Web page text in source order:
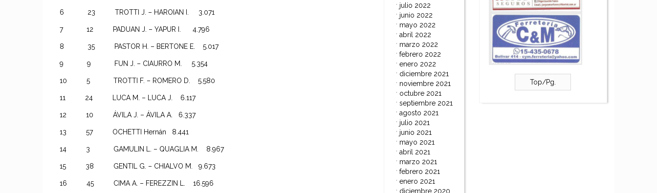
6 23 TROTTI J. – HAROIAN I. 3.071
7 12 PADUAN J. – YAPUR I. 4.796
8 35 PASTOR H. – BERTONE E. 5.017
9 9 FUN J. – CIAURRO M. 5.354
10 5 TROTTI F. – ROMERO D. 5.580
11 24 LUCA M. – LUCA J. 6.117
12 10 ÁVILA J. – ÁVILA A. 6.337
13 57 OCHETTI Hernán 8.441
14 3 GAMULIN L. – QUAGLIA M. 8.967
15 38 GENTIL G. – CHIALVO M. 9.673
16 45 CIMA A. – FEREZZIN L. 16.596
julio 2022
junio 2022
mayo 2022
abril 2022
marzo 2022
febrero 2022
enero 2022
diciembre 2021
noviembre 2021
octubre 2021
septiembre 2021
agosto 2021
julio 2021
junio 2021
mayo 2021
abril 2021
marzo 2021
febrero 2021
enero 2021
diciembre 2020
Top/Pg.